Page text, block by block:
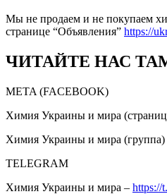
Мы не продаем и не покупаем
странице “Объявления” https://
ЧИТАЙТЕ НАС
META (FACEBOOK)
Химия Украины и мира
Химия Украины и мира (группа)
TELEGRAM
Химия Украины и мира – https://